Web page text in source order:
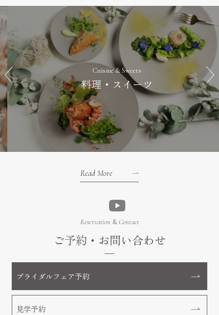
Cuisine & Sweets
料理・スイーツ
Read More
Reservation &Contact
ご予約・お問い合わせ
ブライダルフェア予約
見学予約